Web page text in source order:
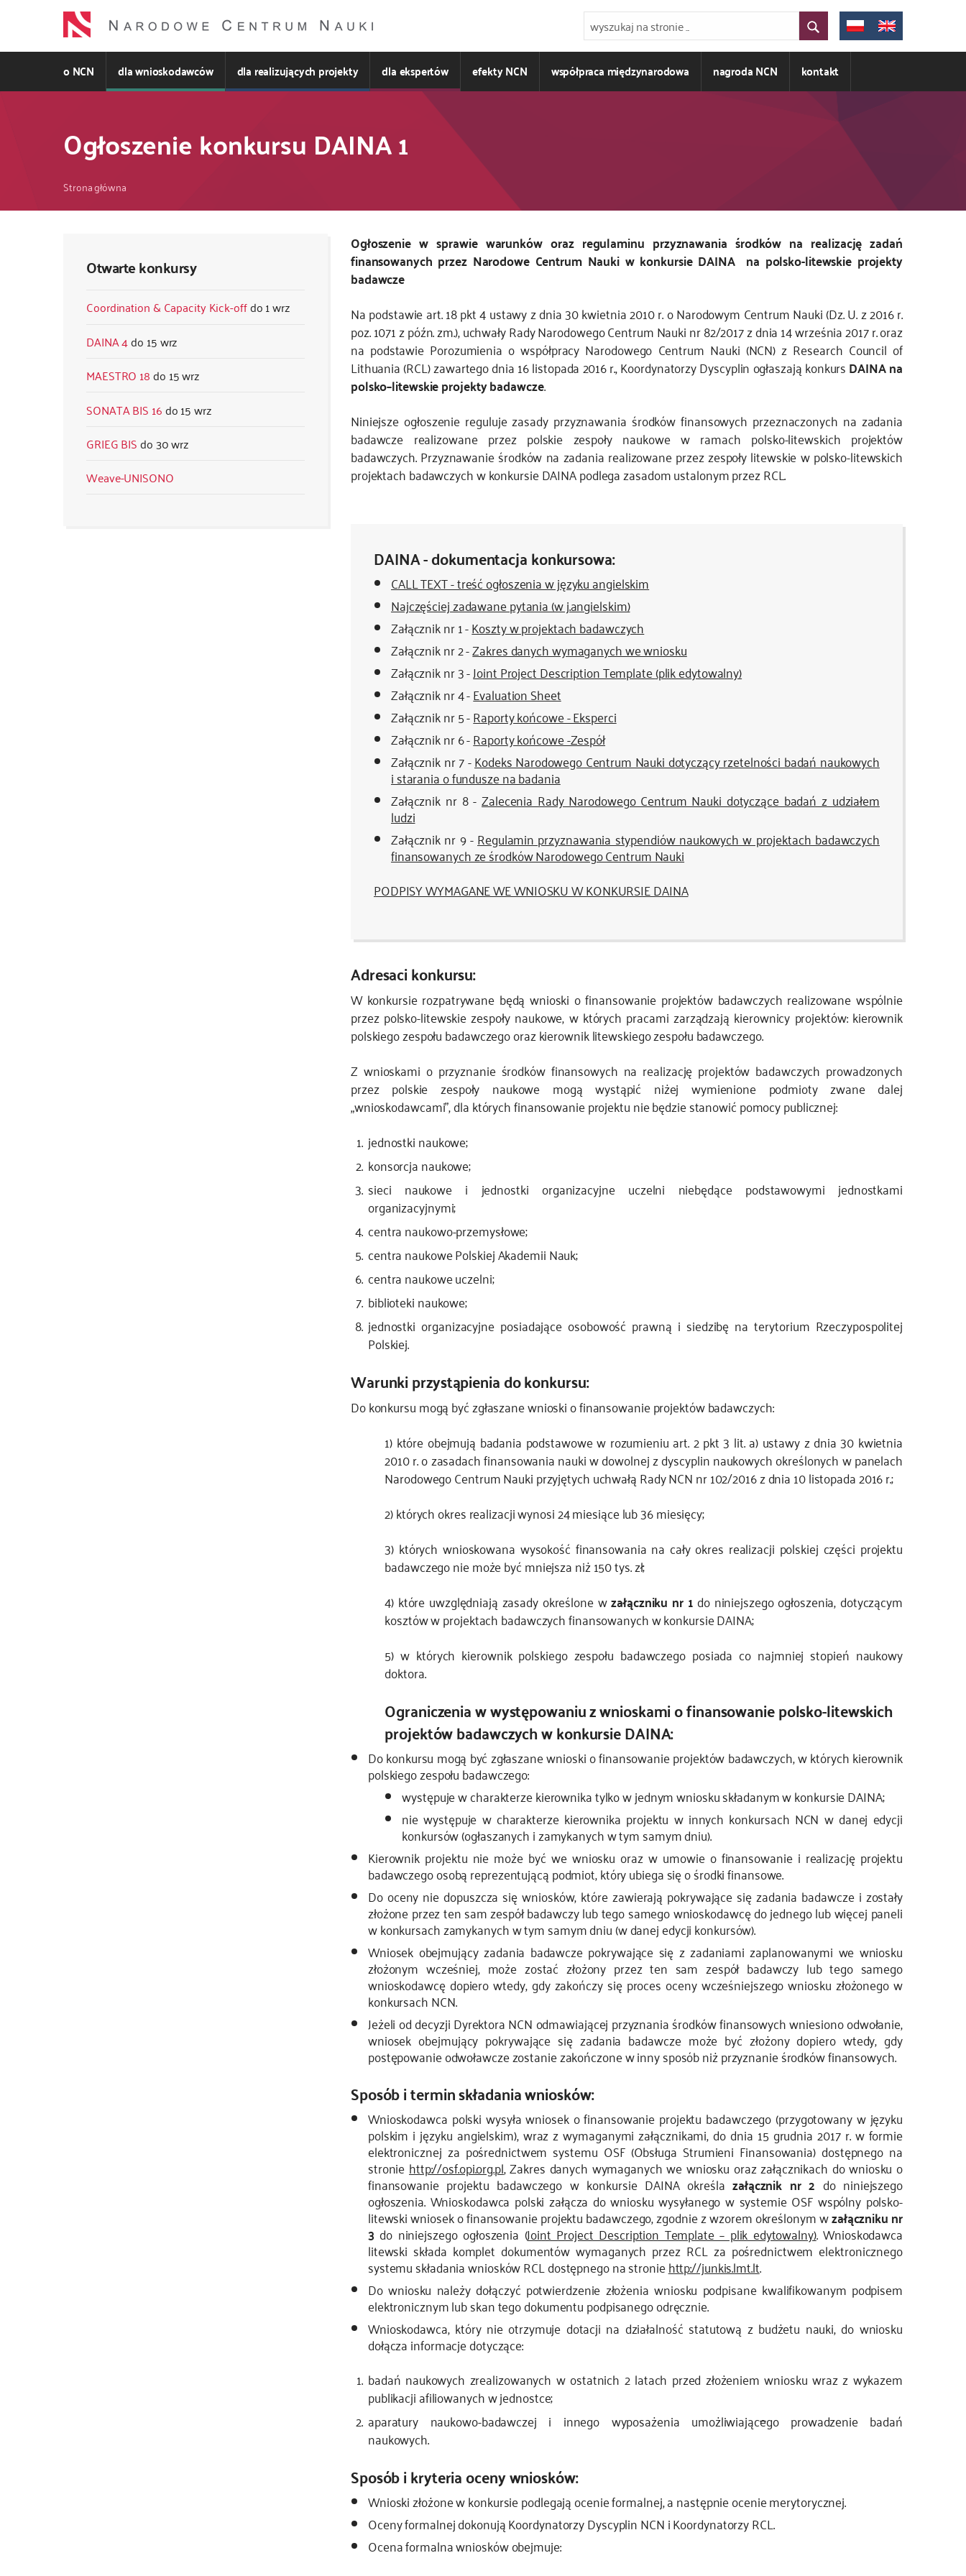
o NCN dla wnioskodawców dla realizujących projekty dla ekspertów efekty NCN współpraca międzynarodowa nagroda NCN kontakt
Ogłoszenie konkursu DAINA 1
Ścieżka
Strona główna
Otwarte konkursy
Coordination & Capacity Kick-off
1 wrz
DAINA 4
15 wrz
MAESTRO 18
15 wrz
SONATA BIS 16
15 wrz
GRIEG BIS
30 wrz
Weave-UNISONO
Ogłoszeniew sprawie warunków oraz regulaminu przyznawania środków na realizację zadań
finansowanych przez Narodowe Centrum Nauki w konkursie DAINA na polsko-litewskie projekty
badawcze
Na podstawie art. 18 pkt 4 ustawy z dnia 30 kwietnia 2010 r. o Narodowym Centrum Nauki (Dz. U. z 2016 r.
poz. 1071 z późn. zm.), uchwały Rady Narodowego Centrum Nauki nr 82/2017 z dnia 14 września 2017 r. oraz
na podstawie Porozumienia o współpracy Narodowego Centrum Nauki (NCN) z Research Council of
Lithuania (RCL) zawartego dnia 16 listopada 2016 r., Koordynatorzy Dyscyplin ogłaszają konkursDAINA na
polsko–litewskie projekty badawcze.
Niniejsze ogłoszenie reguluje zasady przyznawania środków finansowych przeznaczonych na zadania
badawcze realizowane przez polskie zespoły naukowe w ramach polsko-litewskich projektów
badawczych. Przyznawanie środków na zadania realizowane przez zespoły litewskie w polsko-litewskich
projektach badawczych w konkursie DAINA podlega zasadom ustalonym przez RCL.
DAINA - dokumentacja konkursowa:
CALL TEXT - treść ogłoszenia w języku angielskim
Najczęściej zadawane pytania (w j.angielskim)
Załącznik nr 1 -Koszty w projektach badawczych
Załącznik nr 2 -Zakres danych wymaganych we wniosku
Załącznik nr 3 -Joint Project Description Template(plik edytowalny)
Załącznik nr 4 -Evaluation Sheet
Załącznik nr 5 -Raporty końcowe - Eksperci
Załącznik nr 6 -Raporty końcowe -Zespół
Załącznik nr 7 -Kodeks Narodowego Centrum Nauki dotyczący rzetelności badań naukowych
i starania o fundusze na badania
Załącznik nr 8 -Zalecenia Rady Narodowego Centrum Nauki dotyczące badań z udziałem
ludzi
Załącznik nr 9 -Regulamin przyznawania stypendiów naukowych w projektach badawczych
finansowanych ze środków Narodowego Centrum Nauki
PODPISY WYMAGANE WE WNIOSKU W KONKURSIE DAINA
Adresaci konkursu:
W konkursie rozpatrywane będą wnioski o finansowanie projektów badawczych realizowane wspólnie
przez polsko-litewskie zespoły naukowe, w których pracami zarządzają kierownicy projektów: kierownik
polskiego zespołu badawczego oraz kierownik litewskiego zespołu badawczego.
Z wnioskami o przyznanie środków finansowych na realizację projektów badawczych prowadzonych
przez polskie zespoły naukowe mogą wystąpić niżej wymienione podmioty zwane dalej
„wnioskodawcami”, dla których finansowanie projektu nie będzie stanowić pomocy publicznej:
jednostki naukowe;
konsorcja naukowe;
sieci naukowe i jednostki organizacyjne uczelni niebędące podstawowymi jednostkami
organizacyjnymi;
centra naukowo-przemysłowe;
centra naukowe Polskiej Akademii Nauk;
centra naukowe uczelni;
biblioteki naukowe;
jednostki organizacyjne posiadające osobowość prawną i siedzibę na terytorium Rzeczypospolitej
Polskiej.
Warunki przystąpienia do konkursu:
Do konkursu mogą być zgłaszane wnioski o finansowanie projektów badawczych:
1) które obejmują badania podstawowe w rozumieniu art. 2 pkt 3 lit. a) ustawy z dnia 30 kwietnia
2010 r. o zasadach finansowania nauki w dowolnej z dyscyplin naukowych określonych w panelach
Narodowego Centrum Nauki przyjętych uchwałą Rady NCN nr 102/2016 z dnia 10 listopada 2016 r.;
2) których okres realizacji wynosi 24 miesiące lub 36 miesięcy;
3) których wnioskowana wysokość finansowania na cały okres realizacji polskiej części projektu
badawczego nie może być mniejsza niż 150 tys. zł;
4) które uwzględniają zasady określone wzałączniku nr 1do niniejszego ogłoszenia, dotyczącym
kosztów w projektach badawczych finansowanych w konkursie DAINA;
5) w których kierownik polskiego zespołu badawczego posiada co najmniej stopień naukowy
doktora.
Ograniczenia w występowaniu z wnioskami o finansowanie polsko-litewskich
projektów badawczych w konkursie DAINA:
Do konkursu mogą być zgłaszane wnioski o finansowanie projektów badawczych, w których kierownik
polskiego zespołu badawczego:
występuje w charakterze kierownika tylko w jednym wniosku składanym w konkursie DAINA;
nie występuje w charakterze kierownika projektu w innych konkursach NCN w danej edycji
konkursów (ogłaszanych i zamykanych w tym samym dniu).
Kierownik projektu nie może być we wniosku oraz w umowie o finansowanie i realizację projektu
badawczego osobą reprezentującą podmiot, który ubiega się o środki finansowe.
Do oceny nie dopuszcza się wniosków, które zawierają pokrywające się zadania badawcze i zostały
złożone przez ten sam zespół badawczy lub tego samego wnioskodawcę do jednego lub więcej paneli
w konkursach zamykanych w tym samym dniu (w danej edycji konkursów).
Wniosek obejmujący zadania badawcze pokrywające się z zadaniami zaplanowanymi we wniosku
złożonym wcześniej, może zostać złożony przez ten sam zespół badawczy lub tego samego
wnioskodawcę dopiero wtedy, gdy zakończy się proces oceny wcześniejszego wniosku złożonego w
konkursach NCN.
Jeżeli od decyzji Dyrektora NCN odmawiającej przyznania środków finansowych wniesiono odwołanie,
wniosek obejmujący pokrywające się zadania badawcze może być złożony dopiero wtedy, gdy
postępowanie odwoławcze zostanie zakończone w inny sposób niż przyznanie środków finansowych.
Sposób i termin składania wniosków:
Wnioskodawca polski wysyła wniosek o finansowanie projektu badawczego (przygotowany w języku
polskim i języku angielskim), wraz z wymaganymi załącznikami, do dnia 15 grudnia 2017 r. w formie
elektronicznej za pośrednictwem systemu OSF (Obsługa Strumieni Finansowania) dostępnego na
stronie http://osf.opi.org.pl, Zakres danych wymaganych we wniosku oraz załącznikach do wniosku o
finansowanie projektu badawczego w konkursie DAINA określazałącznik nr 2 do niniejszego
ogłoszenia. Wnioskodawca polski załącza do wniosku wysyłanego w systemie OSF wspólny polsko-
litewski wniosek o finansowanie projektu badawczego, zgodnie z wzorem określonym wzałącznikunr
3 do niniejszego ogłoszenia (Joint Project Description Template – plik edytowalny). Wnioskodawca
litewski składa komplet dokumentów wymaganych przez RCL za pośrednictwem elektronicznego
systemu składania wniosków RCL dostępnego na stroniehttp://junkis.lmt.lt.
Do wniosku należy dołączyć potwierdzenie złożenia wniosku podpisane kwalifikowanym podpisem
elektronicznym lub skan tego dokumentu podpisanego odręcznie.
Wnioskodawca, który nie otrzymuje dotacji na działalność statutową z budżetu nauki, do wniosku
dołącza informacje dotyczące:
badań naukowych zrealizowanych w ostatnich 2 latach przed złożeniem wniosku wraz z wykazem
publikacji afiliowanych w jednostce;
aparatury naukowo-badawczej i innego wyposażenia umożliwiającego prowadzenie badań
naukowych.
Sposób i kryteria oceny wniosków:
Wnioski złożone w konkursie podlegają ocenie formalnej, a następnie ocenie merytorycznej.
Oceny formalnej dokonują Koordynatorzy Dyscyplin NCN i Koordynatorzy RCL.
Ocena formalna wniosków obejmuje: